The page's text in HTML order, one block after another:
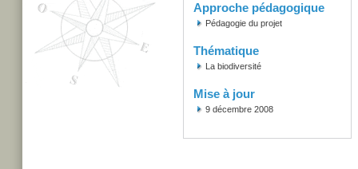
Approche pédagogique
Pédagogie du projet
Thématique
La biodiversité
Mise à jour
9 décembre 2008